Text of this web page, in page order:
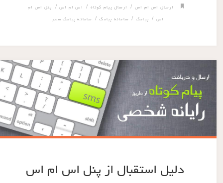
ارسال اس ام اس/ ارسال پیام کوتاه/ اس ام اس/ پنل اس ام
اس/ پیامک/ سامانه پیامک/ سامانه پیامک سحر
دلیل استقبال از پنل اس ام اس